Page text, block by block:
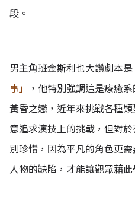
段。
男主角班金斯利也大讚劇本是
事」
，他特別強調這是療癒
黃昏之戀，近年來挑戰各種
意追求演技上的挑戰，但對
別珍惜，因為平凡的角色更
人物的缺陷，才能讓觀眾藉此